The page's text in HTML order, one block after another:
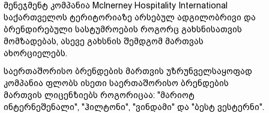
მენეჯმენტ კომპანია McInerney Hospitality International
საქართველოს ტერიტორიაზე არსებულ ადგილობრივი და
ბრენდირებული სასტუმროების როგორც გახსნისათვის
მომზადებას, ასევე გახსნის შემდგომ მართვას
ახორციელებს.
საერთაშორისო ბრენდების მართვის უზრუნველსაყოფად
კომპანია ფლობს ისეთი საერთაშორისო ბრენდების
მართვის ლიცენზიებს როგორიცაა: "მარიოტ
ინტერნეშენალი", "ჰილტონი", "ვინდამი" და "ბესტ ვესტერნი".